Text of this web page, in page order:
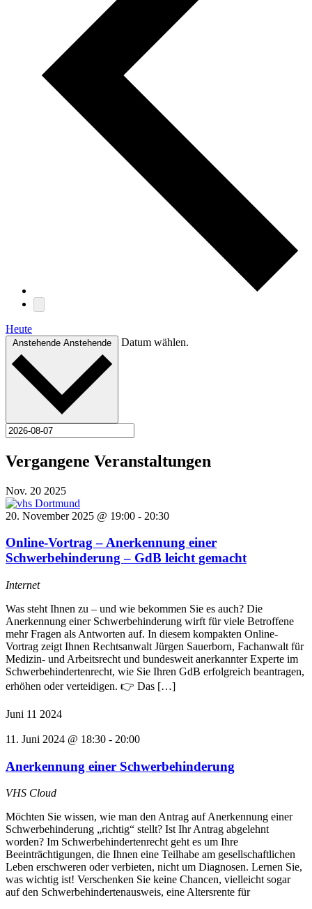
Heute
Anstehende Anstehende Datum wählen.
Vergangene Veranstaltungen
Nov. 20 2025
20. November 2025 @ 19:00 - 20:30
Online-Vortrag – Anerkennung einer
Schwerbehinderung – GdB leicht gemacht
Internet
Was steht Ihnen zu – und wie bekommen Sie es auch? Die
Anerkennung einer Schwerbehinderung wirft für viele Betroffene
mehr Fragen als Antworten auf. In diesem kompakten Online-
Vortrag zeigt Ihnen Rechtsanwalt Jürgen Sauerborn, Fachanwalt für
Medizin- und Arbeitsrecht und bundesweit anerkannter Experte im
Schwerbehindertenrecht, wie Sie Ihren GdB erfolgreich beantragen,
erhöhen oder verteidigen. 👉 Das […]
Juni 11 2024
11. Juni 2024 @ 18:30 - 20:00
Anerkennung einer Schwerbehinderung
VHS Cloud
Möchten Sie wissen, wie man den Antrag auf Anerkennung einer
Schwerbehinderung „richtig“ stellt? Ist Ihr Antrag abgelehnt
worden? Im Schwerbehindertenrecht geht es um Ihre
Beeinträchtigungen, die Ihnen eine Teilhabe am gesellschaftlichen
Leben erschweren oder verbieten, nicht um Diagnosen. Lernen Sie,
was wichtig ist! Verschenken Sie keine Chancen, vielleicht sogar
auf den Schwerbehindertenausweis, eine Altersrente für